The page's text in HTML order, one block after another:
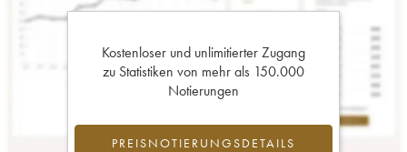
Kostenloser und unlimitierter Zugang
zu Statistiken von mehr als 150.000
Notierungen
PREISNOTIERUNGSDETAILS